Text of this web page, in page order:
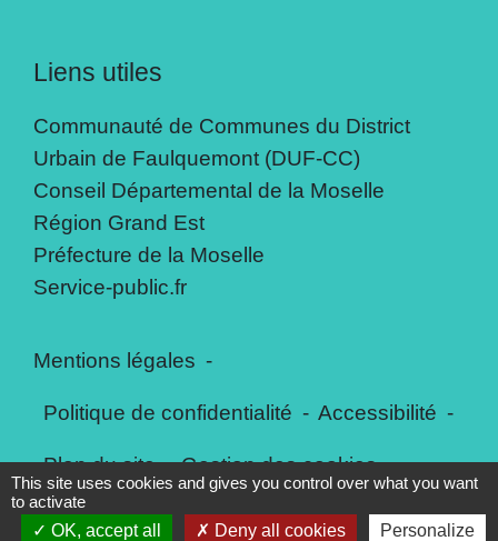
Liens utiles
Communauté de Communes du District
Urbain de Faulquemont (DUF-CC)
Conseil Départemental de la Moselle
Région Grand Est
Préfecture de la Moselle
Service-public.fr
Mentions légales -
Politique de confidentialité - Accessibilité -
Plan du site - Gestion des cookies
This site uses cookies and gives you control over what you want
to activate
OK, accept all
Deny all cookies Personalize